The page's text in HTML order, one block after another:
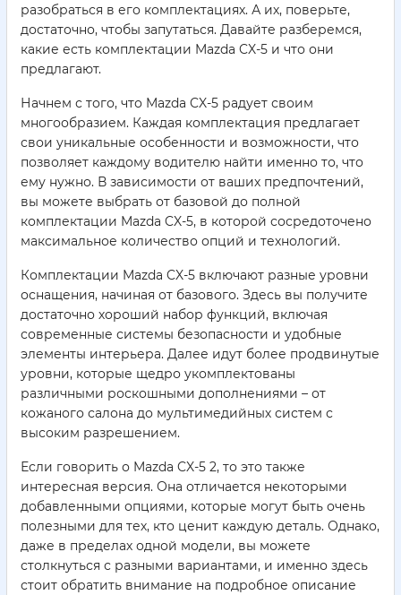
разобраться в его комплектациях. А их, поверьте,
достаточно, чтобы запутаться. Давайте разберемся,
какие есть комплектации Mazda CX-5 и что они
предлагают.
Начнем с того, что Mazda CX-5 радует своим
многообразием. Каждая комплектация предлагает
свои уникальные особенности и возможности, что
позволяет каждому водителю найти именно то, что
ему нужно. В зависимости от ваших предпочтений,
вы можете выбрать от базовой до полной
комплектации Mazda CX-5, в которой сосредоточено
максимальное количество опций и технологий.
Комплектации Mazda CX-5 включают разные уровни
оснащения, начиная от базового. Здесь вы получите
достаточно хороший набор функций, включая
современные системы безопасности и удобные
элементы интерьера. Далее идут более продвинутые
уровни, которые щедро укомплектованы
различными роскошными дополнениями – от
кожаного салона до мультимедийных систем с
высоким разрешением.
Если говорить о Mazda CX-5 2, то это также
интересная версия. Она отличается некоторыми
добавленными опциями, которые могут быть очень
полезными для тех, кто ценит каждую деталь. Однако,
даже в пределах одной модели, вы можете
столкнуться с разными вариантами, и именно здесь
стоит обратить внимание на подробное описание